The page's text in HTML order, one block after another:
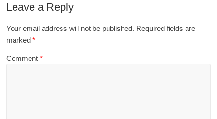
Leave a Reply
Your email address will not be published. Required fields are
marked*
Comment*